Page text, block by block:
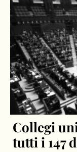
Collegi
tutti i 147